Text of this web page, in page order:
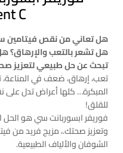
C
هل تعاني من نقص فيتامين
هل تشعر بالتعب
تبحث عن حل طبيعي لتعزيز
تعب، إرهاق، ضعف في
المبكرة… كلها أعراض تدل
للقلق!
فوريفر ابسوربانت سي هو
وتعزيز صحتك.، مزيج فريد من
الشوفان والألياف الطبيعية.